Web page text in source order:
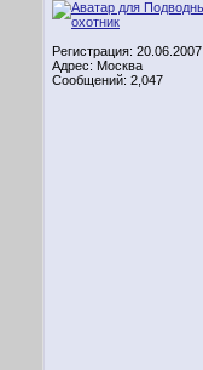
Регистрация: 20.06.2007
Адрес: Москва
Сообщений: 2,047